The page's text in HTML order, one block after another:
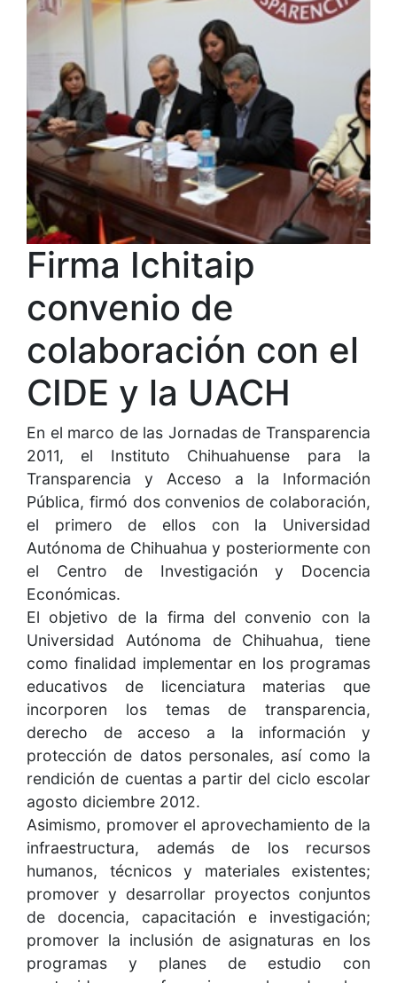
Firma Ichitaip
convenio de
colaboración con el
CIDE y la UACH
En el marco de las Jornadas de Transparencia
2011, el Instituto Chihuahuense para la
Transparencia y Acceso a la Información
Pública, firmó dos convenios de colaboración,
el primero de ellos con la Universidad
Autónoma de Chihuahua y posteriormente con
el Centro de Investigación y Docencia
Económicas.
El objetivo de la firma del convenio con la
Universidad Autónoma de Chihuahua, tiene
como finalidad implementar en los programas
educativos de licenciatura materias que
incorporen los temas de transparencia,
derecho de acceso a la información y
protección de datos personales, así como la
rendición de cuentas a partir del ciclo escolar
agosto diciembre 2012.
Asimismo, promover el aprovechamiento de la
infraestructura, además de los recursos
humanos, técnicos y materiales existentes;
promover y desarrollar proyectos conjuntos
de docencia, capacitación e investigación;
promover la inclusión de asignaturas en los
programas y planes de estudio con